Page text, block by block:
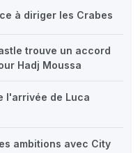
à diriger les Crabes
trouve un accord
Hadj Moussa
l'arrivée de Luca
ambitions avec City